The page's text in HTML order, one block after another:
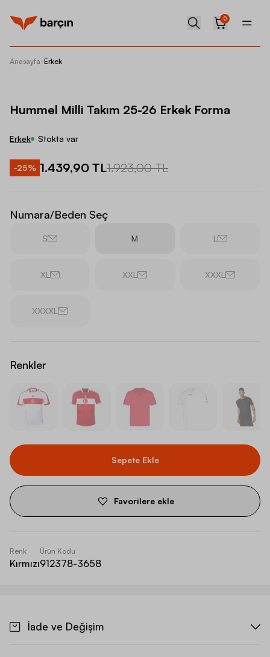
0
Anasayfa-Erkek
Hummel Milli Takım 25-26 Erkek Forma
Erkek Stokta var
-25% 1.439,90 TL1.923,00 TL
Numara/Beden Seç
S M L
XL XXL XXXL
XXXXL
Renkler
Sepete Ekle
Favorilere ekle
Renk
Kırmızı
Ürün Kodu
912378-3658
İade ve Değişim